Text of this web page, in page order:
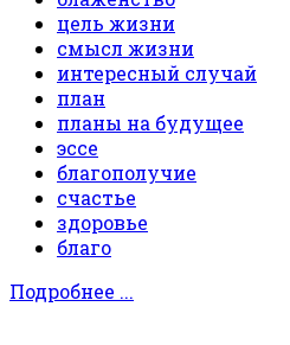
цель жизни
смысл жизни
интересный случай
план
планы на будущее
эссе
благополучие
счастье
здоровье
благо
Подробнее ...